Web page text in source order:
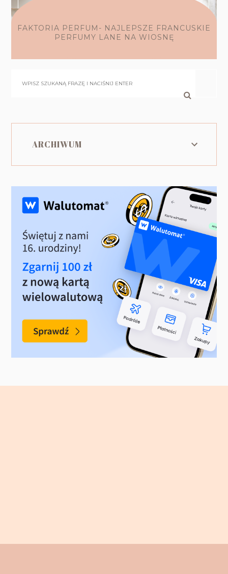
FAKTORIA PERFUM- NAJLEPSZE FRANCUSKIE
PERFUMY LANE NA WIOSNĘ
ARCHIWUM